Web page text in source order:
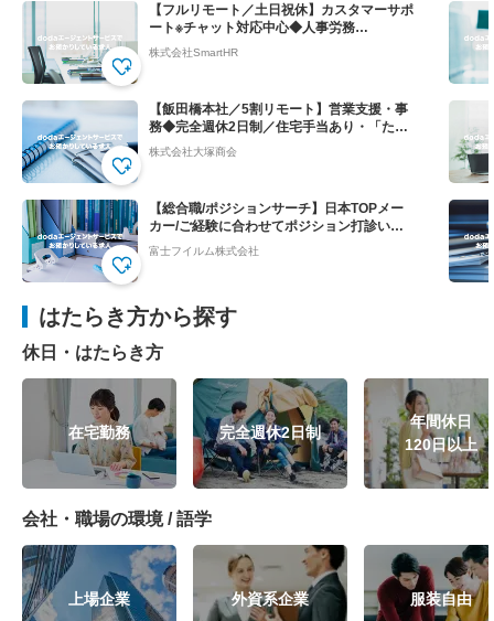
【フルリモート／土日祝休】カスタマーサポ
ート※チャット対応中心◆人事労務
SaaS”SmartHR"
株式会社SmartHR
【飯田橋本社／5割リモート】営業支援・事
務◆完全週休2日制／住宅手当あり・「たの
めーる」の上場企業
株式会社大塚商会
【総合職/ポジションサーチ】日本TOPメー
カー/ご経験に合わせてポジション打診いた
します
富士フイルム株式会社
はたらき方から探す
休日・はたらき方
在宅勤務 完全週休2日制
年間休日
120日以上
会社・職場の環境 / 語学
上場企業 外資系企業 服装自由